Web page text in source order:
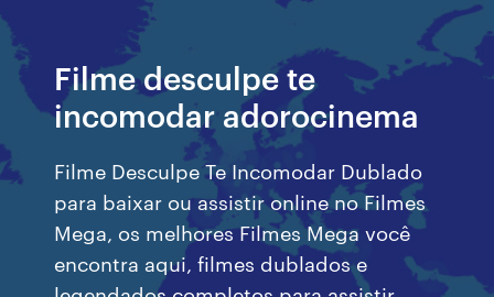
Filme desculpe te
incomodar adorocinema
Filme Desculpe Te Incomodar Dublado
para baixar ou assistir online no Filmes
Mega, os melhores Filmes Mega você
encontra aqui, filmes dublados e